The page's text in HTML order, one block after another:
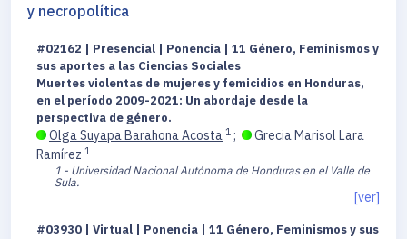
y necropolítica
#02162 | Presencial | Ponencia | 11 Género, Feminismos y
sus aportes a las Ciencias Sociales
Muertes violentas de mujeres y femicidios en Honduras,
en el período 2009-2021: Un abordaje desde la
perspectiva de género.
Olga Suyapa Barahona Acosta 1 ;
Grecia Marisol Lara
Ramírez 1
1 - Universidad Nacional Autónoma de Honduras en el Valle de
Sula.
[ver]
#03930 | Virtual | Ponencia | 11 Género, Feminismos y sus